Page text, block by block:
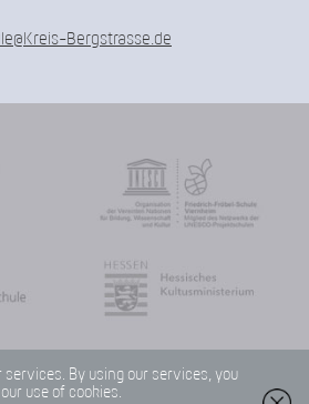
Bergstrasse.de
services. By using our services, you
use of cookies.